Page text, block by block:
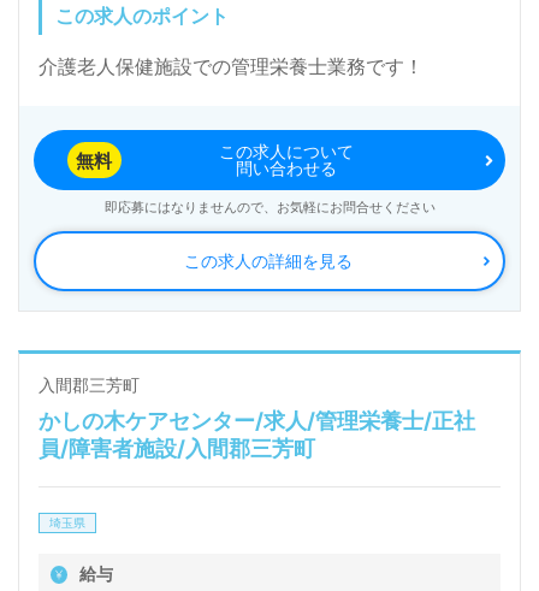
この求人のポイント
介護老人保健施設での管理栄養士業務です！
この求人の詳細を見る
無料
この求人について
問い合わせる
即応募にはなりませんので、お気軽にお問合せください
入間郡三芳町
かしの木ケアセンター/求人/管理栄養士/正社
員/障害者施設/入間郡三芳町
埼玉県
給与